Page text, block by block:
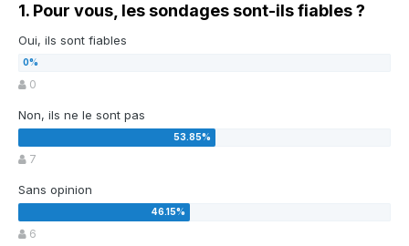
1. Pour vous, les sondages sont-ils fiables ?
Oui, ils sont fiables
0
Non, ils ne le sont pas
7
Sans opinion
6